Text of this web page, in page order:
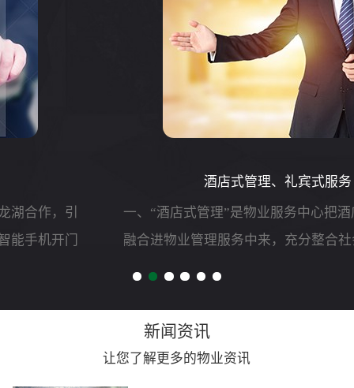
酒店式管理、礼宾式服务
一、“酒店式管理”是物业服务中心把酒店的管理模式
融合进物业管理服务中来，充分整合社会资源和物业
客户提供全方位的...
新闻资讯
让您了解更多的物业资讯